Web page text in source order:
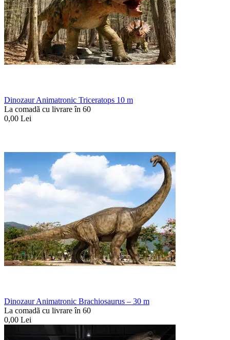
Dinozaur Animatronic Triceratops 10 m
La comadã cu livrare în 60
0,00 Lei
Dinozaur Animatronic Brachiosaurus – 30 m
La comadã cu livrare în 60
0,00 Lei